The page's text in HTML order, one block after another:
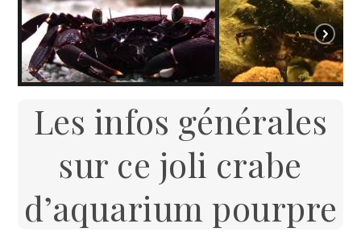
Les infos générales
sur ce joli crabe
d’aquarium pourpre